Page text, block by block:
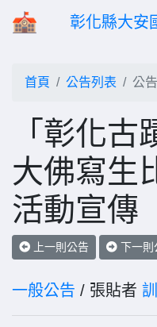
彰化縣大安
首頁 公告列表 公
「彰化
大佛寫生
活動宣傳
上一則公告 下一則
一般公告 / 張貼者